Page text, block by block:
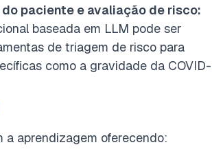
paciente e avaliação de risco:
baseada em LLM pode ser
de triagem de risco para
como a gravidade da COVID-
a aprendizagem oferecendo: